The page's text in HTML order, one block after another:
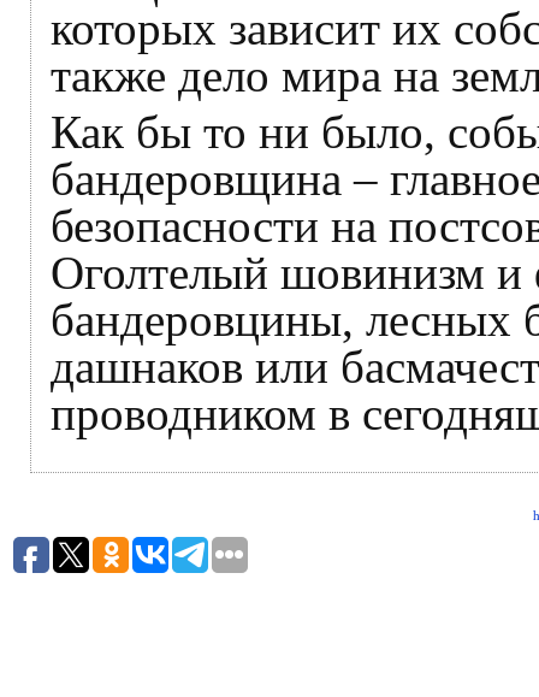
которых зависит их
также дело мира на
Как бы то ни было,
бандеровщина –
безопасности на
Оголтелый шовинизм и
бандеровцины, лесных
дашнаков или
проводником в